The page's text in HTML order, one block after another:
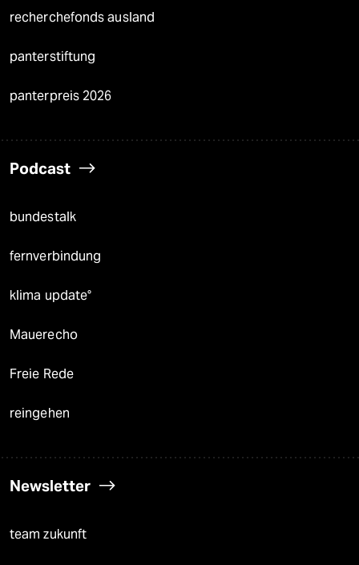
recherchefonds ausland
panterstiftung
panterpreis 2026
Podcast
bundestalk
fernverbindung
klima update°
Mauerecho
Freie Rede
reingehen
Newsletter
team zukunft